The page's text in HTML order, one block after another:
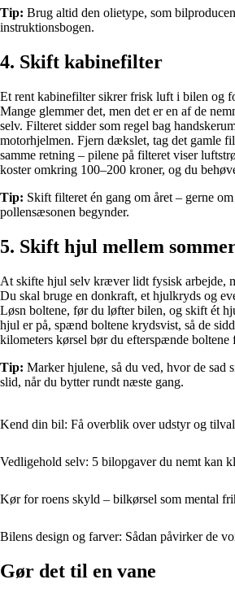
Tip: Brug altid den olietype, som
instruktionsbogen.
4. Skift kabinefilter
Et rent kabinefilter sikrer frisk luft i bilen og
Mange glemmer det, men det er en af de
selv. Filteret sidder som regel bag
motorhjelmen. Fjern dækslet, tag det gamle
samme retning – pilene på filteret viser
koster omkring 100–200 kroner, og du
Tip: Skift filteret én gang om året – gerne
pollensæsonen begynder.
5. Skift hjul mellem
At skifte hjul selv kræver lidt fysisk arbejde,
Du skal bruge en donkraft, et hjulkryds og
Løsn boltene, før du løfter bilen, og skift ét
hjul er på, spænd boltene krydsvist, så de
kilometers kørsel bør du efterspænde boltene
Tip: Marker hjulene, så du ved, hvor de sad
slid, når du bytter rundt næste gang.
Kend din bil: Få overblik over udstyr og
Vedligehold selv: 5 bilopgaver du nemt kan
Kør for roens skyld – bilkørsel som mental
Bilens design og farver: Sådan påvirker de
Gør det til en vane